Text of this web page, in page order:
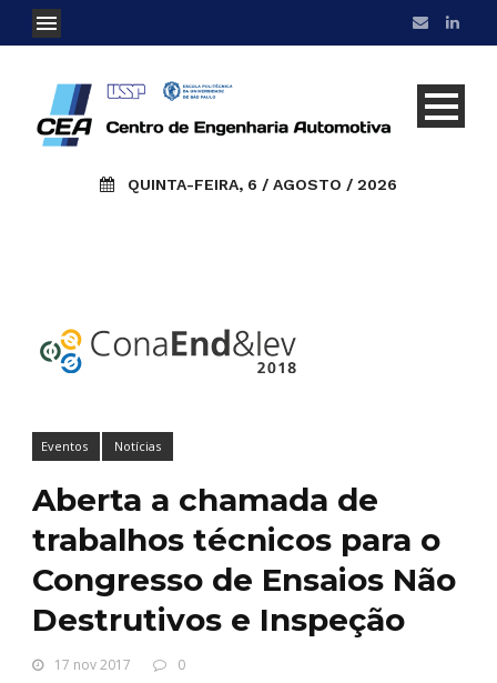
QUINTA-FEIRA, 6 / AGOSTO / 2026
Eventos Notícias
Aberta a chamada de
trabalhos técnicos para o
Congresso de Ensaios Não
Destrutivos e Inspeção
17 nov 2017 0